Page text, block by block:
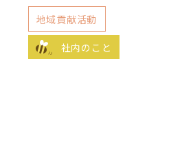
地域貢献活動
社内のこと